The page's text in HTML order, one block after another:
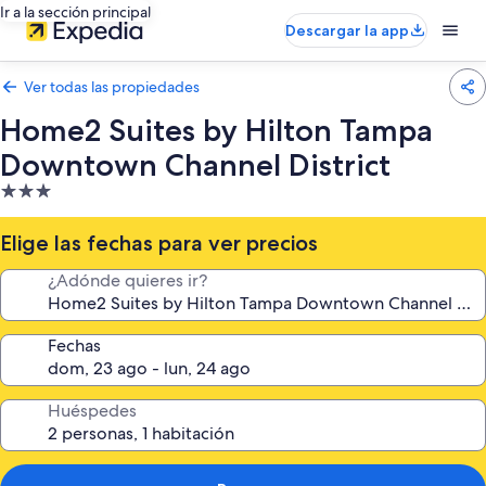
Ir a la sección principal
Descargar la app
Ver todas las propiedades
Home2 Suites by Hilton Tampa
Downtown Channel District
Propiedad
de
3.0
estrellas
Elige las fechas para ver precios
¿Adónde quieres ir?
Fechas
Huéspedes